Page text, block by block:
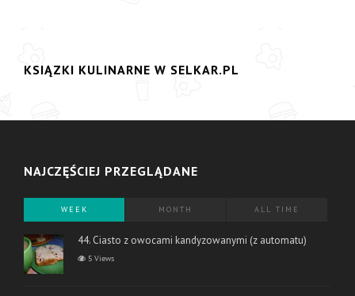
KSIĄZKI KULINARNE W SELKAR.PL
NAJCZĘŚCIEJ PRZEGLĄDANE
WEEK MONTH ALL TIME
44. Ciasto z owocami kandyzowanymi (z automatu)
5 Views